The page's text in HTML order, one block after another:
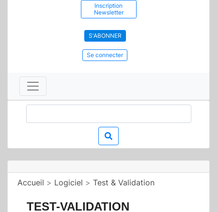
Inscription
Newsletter
S'ABONNER
Se connecter
Accueil > Logiciel > Test & Validation
TEST-VALIDATION